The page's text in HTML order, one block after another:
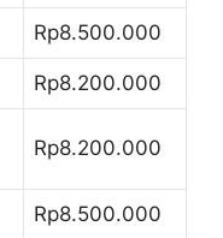
Rp8.500.000
Rp8.200.000
Rp8.200.000
Rp8.500.000